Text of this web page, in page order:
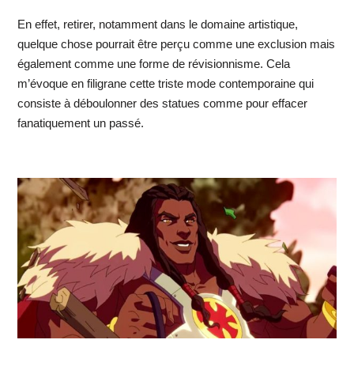
En effet, retirer, notamment dans le domaine artistique,
quelque chose pourrait être perçu comme une exclusion mais
également comme une forme de révisionnisme. Cela
m’évoque en filigrane cette triste mode contemporaine qui
consiste à déboulonner des statues comme pour effacer
fanatiquement un passé.